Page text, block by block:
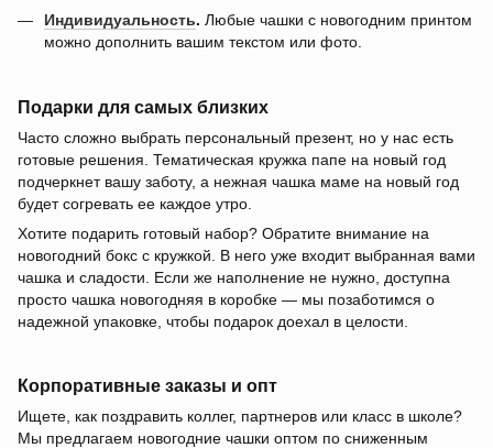
Индивидуальность. Любые чашки с новогодним принтом
можно дополнить вашим текстом или фото.
Подарки для самых близких
Часто сложно выбрать персональный презент, но у нас есть
готовые решения. Тематическая кружка папе на новый год
подчеркнет вашу заботу, а нежная чашка маме на новый год
будет согревать ее каждое утро.
Хотите подарить готовый набор? Обратите внимание на
новогодний бокс с кружкой. В него уже входит выбранная вами
чашка и сладости. Если же наполнение не нужно, доступна
просто чашка новогодняя в коробке — мы позаботимся о
надежной упаковке, чтобы подарок доехал в целости.
Корпоративные заказы и опт
Ищете, как поздравить коллег, партнеров или класс в школе?
Мы предлагаем новогодние чашки оптом по сниженным